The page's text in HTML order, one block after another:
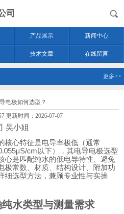
司
产品展示 新闻中心
技术文章 在线留言
更多>>
电极如何选型？
更新时间：2026-07-07
吴小姐
核心特征是电导率极低（通常
cm以下），其电导电极选型
心是匹配纯水的低电导特性、避免
极常数、材质、结构设计、附加功
细选型方法，兼顾专业性与实操
水类型与测量需求